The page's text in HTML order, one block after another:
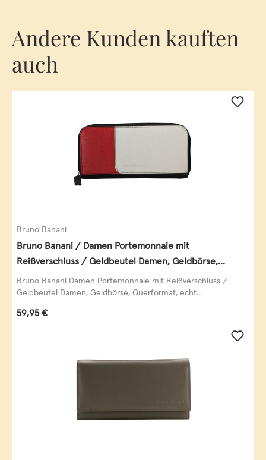
Andere Kunden kauften
auch
Bruno Banani
Bruno Banani / Damen Portemonnaie mit
Reißverschluss / Geldbeutel Damen, Geldbörse,
Querformat, echt Leder, black/white/red
Bruno Banani Damen Portemonnaie mit Reißverschluss /
Geldbeutel Damen, Geldbörse, Querformat, echt...
Regulärer Preis:
59,95 €